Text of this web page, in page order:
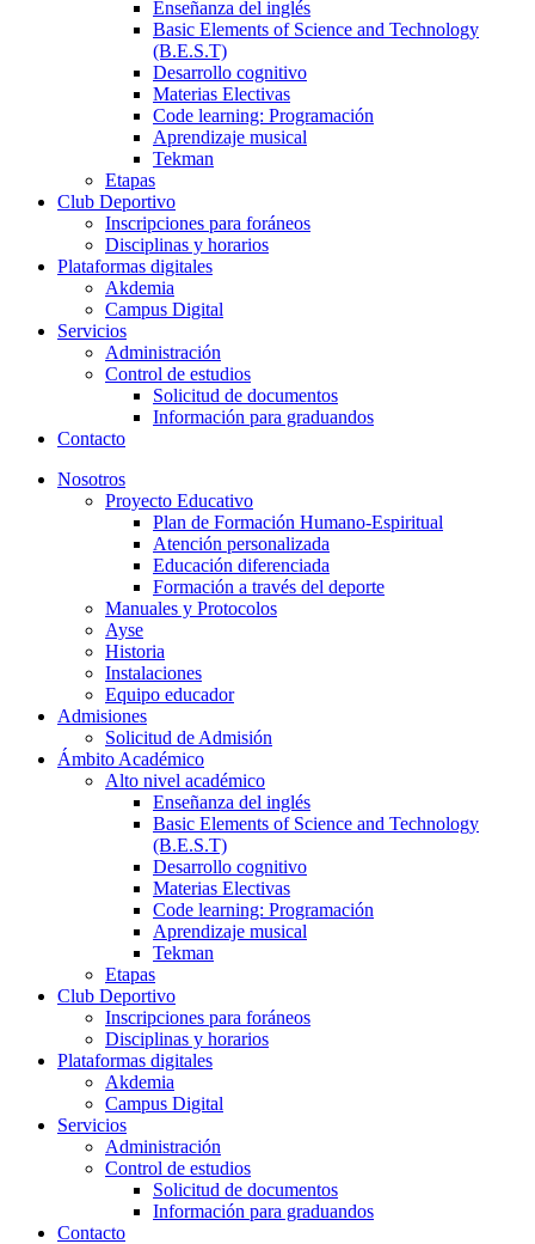
Enseñanza del inglés
Basic Elements of Science and Technology
(B.E.S.T)
Desarrollo cognitivo
Materias Electivas
Code learning: Programación
Aprendizaje musical
Tekman
Etapas
Club Deportivo
Inscripciones para foráneos
Disciplinas y horarios
Plataformas digitales
Akdemia
Campus Digital
Servicios
Administración
Control de estudios
Solicitud de documentos
Información para graduandos
Contacto
Nosotros
Proyecto Educativo
Plan de Formación Humano-Espiritual
Atención personalizada
Educación diferenciada
Formación a través del deporte
Manuales y Protocolos
Ayse
Historia
Instalaciones
Equipo educador
Admisiones
Solicitud de Admisión
Ámbito Académico
Alto nivel académico
Enseñanza del inglés
Basic Elements of Science and Technology
(B.E.S.T)
Desarrollo cognitivo
Materias Electivas
Code learning: Programación
Aprendizaje musical
Tekman
Etapas
Club Deportivo
Inscripciones para foráneos
Disciplinas y horarios
Plataformas digitales
Akdemia
Campus Digital
Servicios
Administración
Control de estudios
Solicitud de documentos
Información para graduandos
Contacto